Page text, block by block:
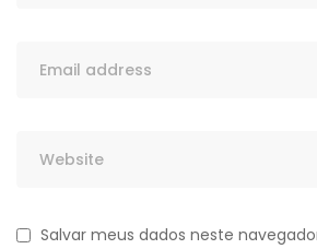
Salvar meus dados neste